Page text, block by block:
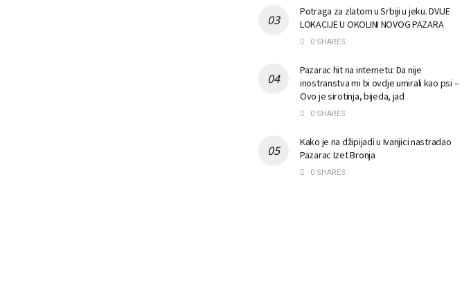
Potraga za zlatom u Srbiji u jeku. DVIJE
LOKACIJE U OKOLINI NOVOG PAZARA
0 SHARES
Pazarac hit na internetu: Da nije
inostranstva mi bi ovdje umirali kao psi –
Ovo je sirotinja, bijeda, jad
0 SHARES
Kako je na džipijadi u Ivanjici nastradao
Pazarac Izet Bronja
0 SHARES